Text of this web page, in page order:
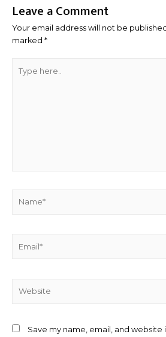
Leave a Comment
Your email address will not be
marked *
here..
Save my name, email, and website